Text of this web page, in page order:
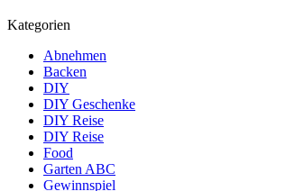
Kategorien
Abnehmen
Backen
DIY
DIY Geschenke
DIY Reise
DIY Reise
Food
Garten ABC
Gewinnspiel